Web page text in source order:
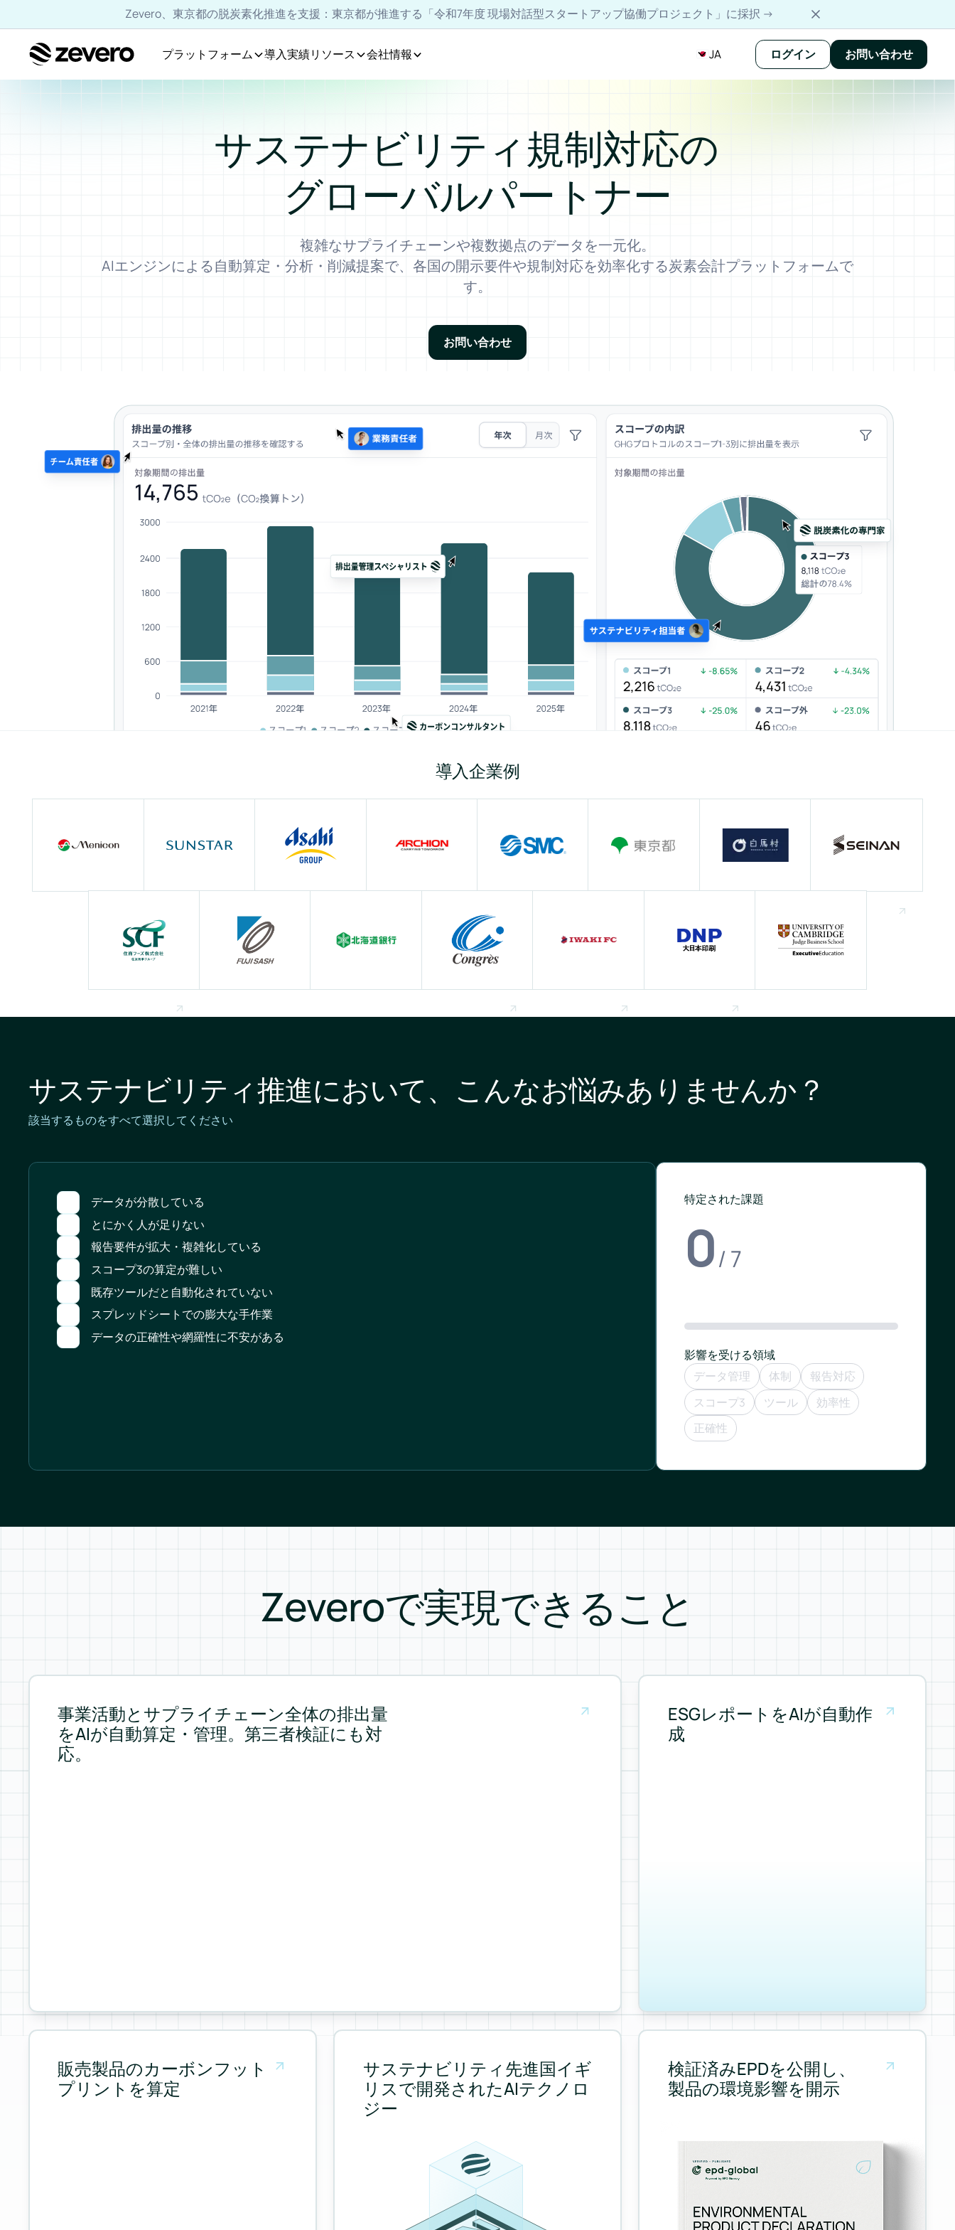
Zevero、東京都の脱炭素化推進を支援：東京都が推進する「令和7年度 現場対話型スタートアップ協働プロジェクト」に採択 →
プラットフォーム 導入実績リソース 会社情報 JA ログイン お問い合わせ
サステナビリティ規制対応の
グローバルパートナー
複雑なサプライチェーンや複数拠点のデータを一元化。
AIエンジンによる自動算定・分析・削減提案で、各国の開示要件や規制対応を効率化する炭素会計プラットフォームで
す。
お問い合わせ
導入企業例
サステナビリティ推進において、こんなお悩みありませんか？
該当するものをすべて選択してください
データが分散している
とにかく人が足りない
報告要件が拡大・複雑化している
スコープ3の算定が難しい
既存ツールだと自動化されていない
スプレッドシートでの膨大な手作業
データの正確性や網羅性に不安がある
特定された課題
0/ 7
影響を受ける領域
データ管理
体制
報告対応
スコープ3
ツール
効率性
正確性
Zeveroで実現できること
事業活動とサプライチェーン全体の排出量
をAIが自動算定・管理。第三者検証にも対
応。
Measure and manage emissions across your operations and supply chain.
ESGレポートをAIが自動作
成
Measure and manage emissions across your operations and
販売製品のカーボンフット
プリントを算定
サステナビリティ先進国イギ
リスで開発されたAIテクノロ
ジー
検証済みEPDを公開し、
製品の環境影響を開示